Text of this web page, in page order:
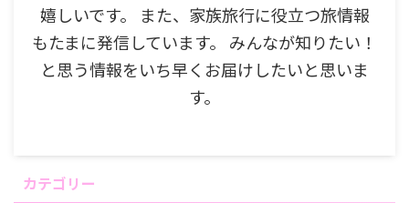
嬉しいです。 また、家族旅行に役立つ旅情報
もたまに発信しています。 みんなが知りたい！
と思う情報をいち早くお届けしたいと思いま
す。
カテゴリー